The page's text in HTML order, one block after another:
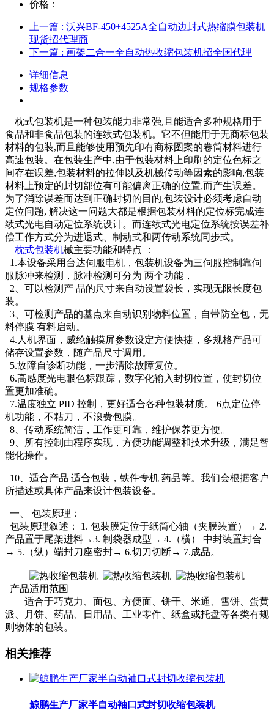
价格：
上一篇 : 沃兴BF-450+4525A全自动边封式热缩膜包装机
现货招代理商
下一篇 : 画架二合一全自动热收缩包装机招全国代理
详细信息
规格参数
枕式包装机是一种包装能力非常强,且能适合多种规格用于
食品和非食品包装的连续式包装机。它不但能用于无商标包装
材料的包装,而且能够使用预先印有商标图案的卷筒材料进行
高速包装。在包装生产中,由于包装材料上印刷的定位色标之
间存在误差,包装材料的拉伸以及机械传动等因素的影响,包装
材料上预定的封切部位有可能偏离正确的位置,而产生误差。
为了消除误差而达到正确封切的目的,包装设计必须考虑自动
定位问题, 解决这一问题大都是根据包装材料的定位标完成连
续式光电自动定位系统设计。而连续式光电定位系统按误差补
偿工作方式分为进退式、制动式和两传动系统同步式。
枕式包装机械主要功能和特点 ：
1.本设备采用台达伺服电机，包装机设备为三伺服控制靠伺
服脉冲来检测，脉冲检测可分为 两个功能，
2、可以检测产 品的尺寸来自动设置袋长，实现无限长度包
装。
3、可检测产品的基点来自动识别物料位置，自带防空包，无
料停膜 有料启动。
4.人机界面，威纶触摸屏参数设定方便快捷，多规格产品可
储存设置参数，随产品尺寸调用。
5.故障自诊断功能，一步清除故障复位。
6.高感度光电眼色标跟踪，数字化输入封切位置，使封切位
置更加准确。
7.温度独立 PID 控制，更好适合各种包装材质。 6点定位停
机功能，不粘刀，不浪费包膜。
8、传动系统简洁，工作更可靠，维护保养更方便。
9、所有控制由程序实现，方便功能调整和技术升级，满足智
能化操作。
10、适合产品 适合包装，铁件专机 药品等。我们会根据客户
所描述或具体产品来设计包装设备。
一、 包装原理：
包装原理叙述： 1. 包装膜定位于纸筒心轴（夹膜装置）→ 2.
产品置于尾架进料→3. 制袋器成型→ 4.（横） 中封装置封合
→ 5.（纵）端封刀座密封→ 6.切刀切断→ 7.成品。
产品适用范围
适合于巧克力、面包、方便面、饼干、米通、雪饼、蛋黄
派、月饼、药品、日用品、工业零件、纸盒或托盘等各类有规
则物体的包装。
相关推荐
鲸鹏生产厂家半自动袖口式封切收缩包装机